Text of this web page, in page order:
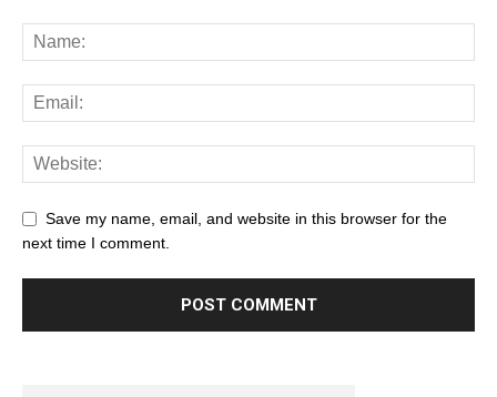
Save my name, email, and website in this browser for the
next time I comment.